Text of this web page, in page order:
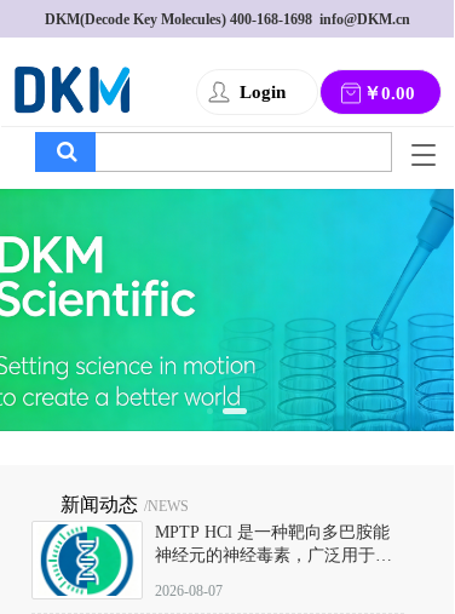
DKM(Decode Key Molecules) 400-168-1698
  info@DKM.cn
Login ￥0.00
T
g
g
l
a
v
i
g
a
新闻动态 /NEWS
MPTP HCl 是一种靶向多巴胺能
神经元的神经毒素，广泛用于构
以盐酸盐形式存在，可触发线粒
2026-08-07